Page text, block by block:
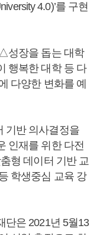
4.0)’를 구현
성장을 돕는 대학
행복한 대학 등 다
다양한 변화를 예
기반 의사결정을
인재를 위한 다전
형 데이터 기반 교
학생중심 교육 강
단은 2021년 5월13